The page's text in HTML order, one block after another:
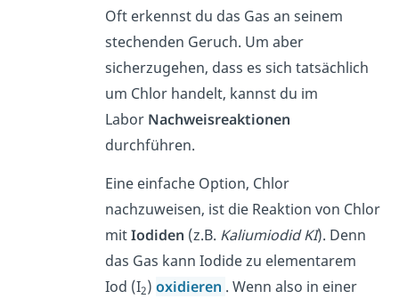
Oft erkennst du das Gas an seinem
stechenden Geruch. Um aber
sicherzugehen, dass es sich tatsächlich
um Chlor handelt, kannst du im
Labor Nachweisreaktionen
durchführen.
Eine einfache Option, Chlor
nachzuweisen, ist die Reaktion von Chlor
mitIodiden (z.B. Kaliumiodid KI). Denn
das Gas kann Iodide zu elementarem
Iod (I2) oxidieren . Wenn also in einer